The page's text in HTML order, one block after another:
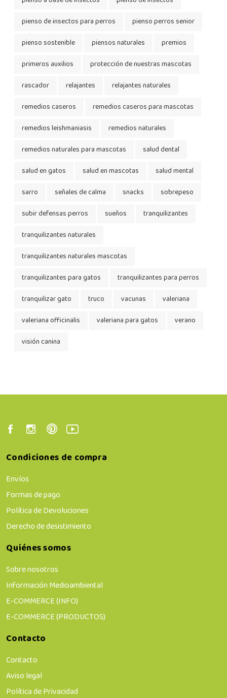
pienso de insectos para perros
pienso perros senior
pienso sostenible
piensos naturales
premios
primeros auxilios
protección de nuestras mascotas
rascador
relajantes
relajantes naturales
remedios caseros
remedios caseros para mascotas
remedios leishmaniasis
remedios naturales
remedios naturales para mascotas
salud dental
salud en gatos
salud en mascotas
salud mental
sarro
señales de calma snacks
sobrepeso
subir defensas perros
sueños
tranquilizantes
tranquilizantes naturales
tranquilizantes naturales mascotas
tranquilizantes para gatos
tranquilizantes para perros
tranquilizar gato
truco vacunas
valeriana
valeriana officinalis
valeriana para gatos
verano
visión canina
Condiciones de compra
Envíos
Formas de pago
Política de Devoluciones
Derecho de desistimiento
Quiénes somos
Sobre nosotros
Información Medioambiental
E-COMMERCE (INFO)
E-COMMERCE (PRODUCTOS)
Contacto
Contacto
Aviso legal
Política de Privacidad